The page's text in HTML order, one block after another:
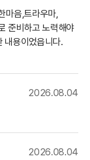
마음,트라우마,
준비하고 노력해야
내용이었읍니다.
2026.08.04
2026.08.04